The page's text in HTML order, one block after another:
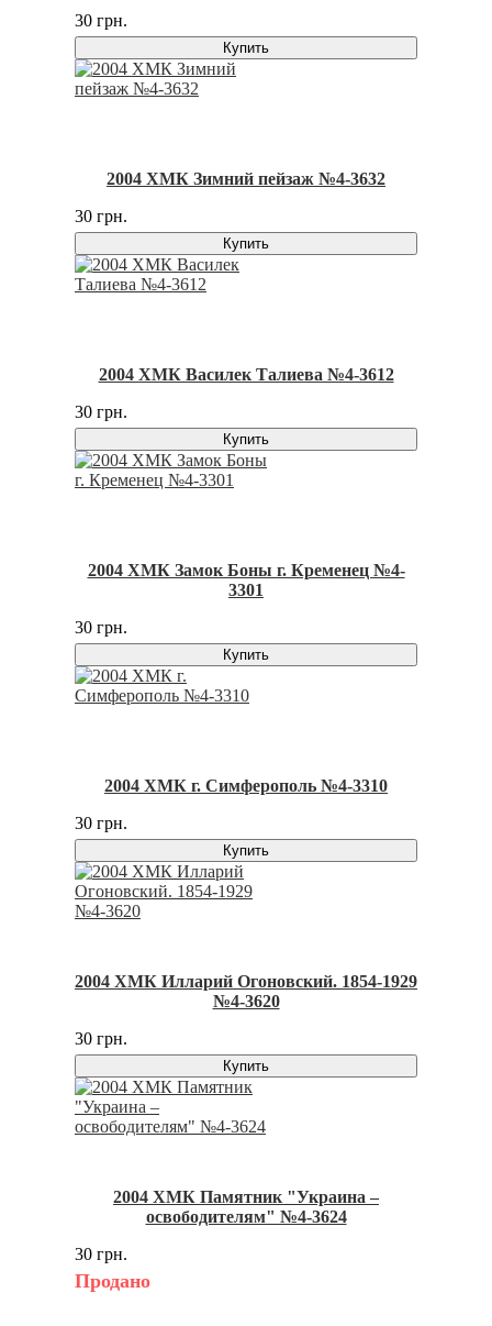
30 грн.
Купить
2004 ХМК Зимний пейзаж №4-3632
30 грн.
Купить
2004 ХМК Василек Талиева №4-3612
30 грн.
Купить
2004 ХМК Замок Боны г. Кременец №4-
3301
30 грн.
Купить
2004 ХМК г. Симферополь №4-3310
30 грн.
Купить
2004 ХМК Илларий Огоновский. 1854-1929
№4-3620
30 грн.
Купить
2004 ХМК Памятник "Украина –
освободителям" №4-3624
30 грн.
Продано